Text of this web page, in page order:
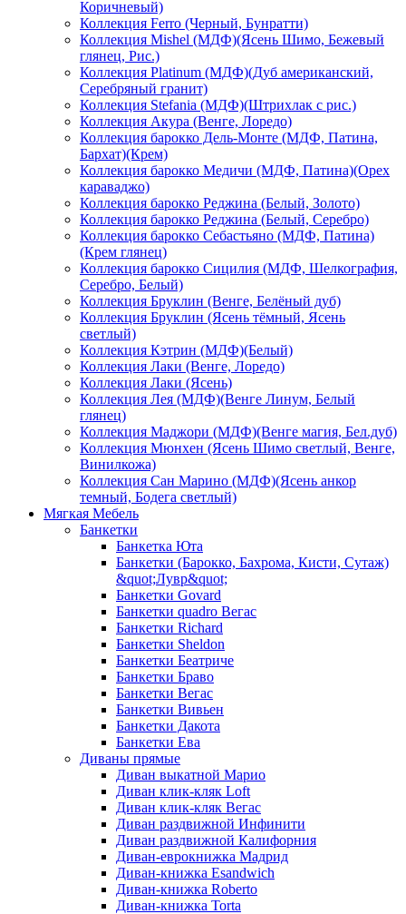
Коричневый)
Коллекция Ferro (Черный, Бунратти)
Коллекция Mishel (МДФ)(Ясень Шимо, Бежевый
глянец, Рис.)
Коллекция Platinum (МДФ)(Дуб американский,
Серебряный гранит)
Коллекция Stefania (МДФ)(Штрихлак с рис.)
Коллекция Акура (Венге, Лоредо)
Коллекция барокко Дель-Монте (МДФ, Патина,
Бархат)(Крем)
Коллекция барокко Медичи (МДФ, Патина)(Орех
караваджо)
Коллекция барокко Реджина (Белый, Золото)
Коллекция барокко Реджина (Белый, Серебро)
Коллекция барокко Себастьяно (МДФ, Патина)
(Крем глянец)
Коллекция барокко Сицилия (МДФ, Шелкография,
Серебро, Белый)
Коллекция Бруклин (Венге, Белёный дуб)
Коллекция Бруклин (Ясень тёмный, Ясень
светлый)
Коллекция Кэтрин (МДФ)(Белый)
Коллекция Лаки (Венге, Лоредо)
Коллекция Лаки (Ясень)
Коллекция Лея (МДФ)(Венге Линум, Белый
глянец)
Коллекция Маджори (МДФ)(Венге магия, Бел.дуб)
Коллекция Мюнхен (Ясень Шимо светлый, Венге,
Винилкожа)
Коллекция Сан Марино (МДФ)(Ясень анкор
темный, Бодега светлый)
Мягкая Мебель
Банкетки
Банкетка Юта
Банкетки (Барокко, Бахрома, Кисти, Сутаж)
&quot;Лувр&quot;
Банкетки Govard
Банкетки quadro Вегас
Банкетки Richard
Банкетки Sheldon
Банкетки Беатриче
Банкетки Браво
Банкетки Вегас
Банкетки Вивьен
Банкетки Дакота
Банкетки Ева
Диваны прямые
Диван выкатной Марио
Диван клик-кляк Loft
Диван клик-кляк Вегас
Диван раздвижной Инфинити
Диван раздвижной Калифорния
Диван-еврокнижка Мадрид
Диван-книжка Esandwich
Диван-книжка Roberto
Диван-книжка Torta